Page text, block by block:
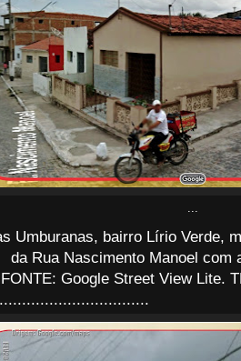
...
Umburanas, bairro Lírio Verde,
da Rua Nascimento Manoel com
FONTE: Google Street View Lite.